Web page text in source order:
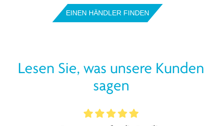
EINEN HÄNDLER FINDEN
Lesen Sie, was unsere Kunden
sagen